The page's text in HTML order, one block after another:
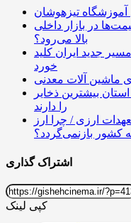
در بازار داخلی
بالا می‌رود؟
جدید ایران کلید
خورد
ماشین آلات معدنی
بیشترین ذخایر
را دارند
ارزی / چرا ارز
کشور بازنمی‌گردد؟
اشتراک گذاری
کپی لینک